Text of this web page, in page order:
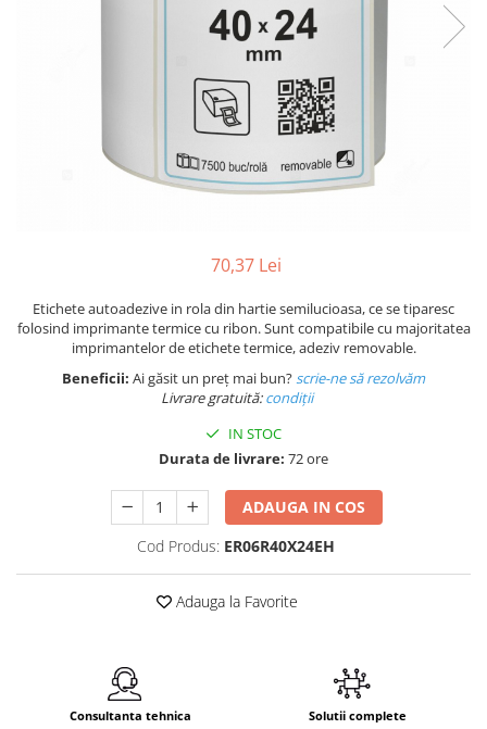
Pungi coloane de aer
Separatoare carton si coltare70,37 Lei
Etichete autoadezive in rola din hartie semilucioasa, ce se tiparesc
folosind imprimante termice cu ribon. Sunt compatibile cu majoritatea
imprimantelor de etichete termice, adeziv removable.
Beneficii: Ai găsit un preț mai bun?scrie-ne să rezolvăm
Livrare gratuită:condiții
IN STOC
Durata de livrare: 72 ore
ADAUGA IN COS
Cod Produs: ER06R40X24EH
Adauga la Favorite
Consultanta tehnica Solutii complete